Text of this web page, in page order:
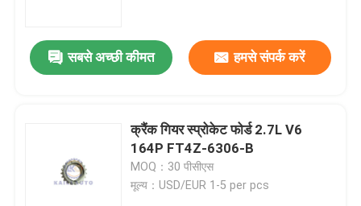
सबसे अच्छी कीमत हमसे संपर्क करें
क्रैंक गियर स्प्रोकेट फोर्ड 2.7L V6
164P FT4Z-6306-B
MOQ：30 पीसीएस
मूल्य：USD/EUR 1-5 per pcs